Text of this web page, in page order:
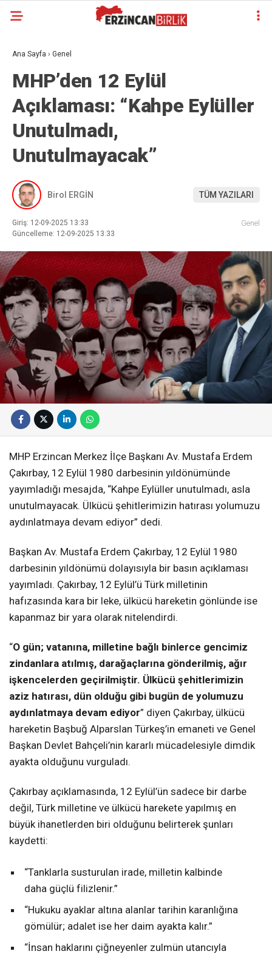
Ana Sayfa › Genel
MHP’den 12 Eylül
Açıklaması: “Kahpe Eylüller
Unutulmadı,
Unutulmayacak”
Birol ERGİN TÜM YAZILARI
Giriş: 12-09-2025 13:33
Güncelleme: 12-09-2025 13:33
Genel
MHP Erzincan Merkez İlçe Başkanı Av. Mustafa Erdem
Çakırbay, 12 Eylül 1980 darbesinin yıldönümünde
yayımladığı mesajda, “Kahpe Eylüller unutulmadı, asla
unutulmayacak. Ülkücü şehitlerimizin hatırası yolumuzu
aydınlatmaya devam ediyor” dedi.
Başkan Av. Mustafa Erdem Çakırbay, 12 Eylül 1980
darbesinin yıldönümü dolayısıyla bir basın açıklaması
yayımladı. Çakırbay, 12 Eylül’ü Türk milletinin
hafızasında kara bir leke, ülkücü hareketin gönlünde ise
kapanmaz bir yara olarak nitelendirdi.
“O gün; vatanına, milletine bağlı binlerce gencimiz
zindanlara atılmış, darağaçlarına gönderilmiş, ağır
işkencelerden geçirilmiştir. Ülkücü şehitlerimizin
aziz hatırası, dün olduğu gibi bugün de yolumuzu
aydınlatmaya devam ediyor” diyen Çakırbay, ülkücü
hareketin Başbuğ Alparslan Türkeş’in emaneti ve Genel
Başkan Devlet Bahçeli’nin kararlı mücadelesiyle dimdik
ayakta olduğunu vurguladı.
Çakırbay açıklamasında, 12 Eylül’ün sadece bir darbe
değil, Türk milletine ve ülkücü harekete yapılmış en
büyük ihanetlerden biri olduğunu belirterek şunları
kaydetti:
“Tanklarla susturulan irade, milletin kalbinde
daha güçlü filizlenir.”
“Hukuku ayaklar altına alanlar tarihin karanlığına
gömülür; adalet ise her daim ayakta kalır.”
“İnsan haklarını çiğneyenler zulmün utancıyla